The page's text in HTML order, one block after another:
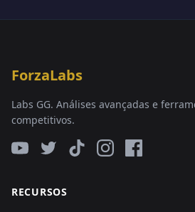
ForzaLabs
Labs GG. Análises avançadas e
competitivos.
RECURSOS